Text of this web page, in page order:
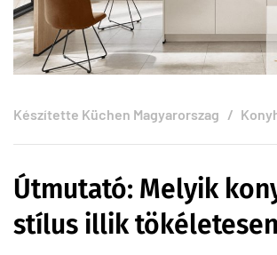
Készítette Küchen Magyarorszag
Útmutató: Melyik
stílus illik